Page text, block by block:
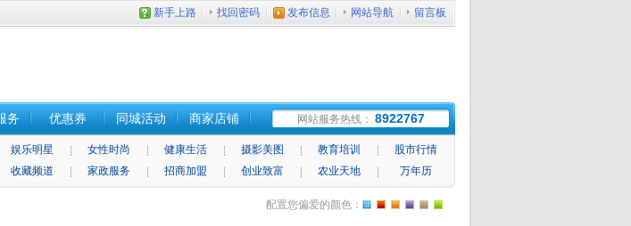
新手上路 找回密码 发布信息 网站导航 留言板
务 优惠券 同城活动 商家店铺 网站服务热线： 8922767
娱乐明星 女性时尚 健康生活 摄影美图 教育培训
股市行情
收藏频道 家政服务 招商加盟 创业致富 农业天地 万年历
配置您偏爱的颜色：